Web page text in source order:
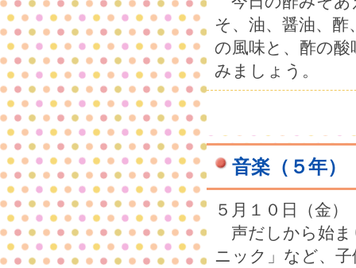
そ、油、醤油、
の風味と、酢の
みましょう。
音楽（５年）
５月１０日（金）
声だしから始ま
ニック」など、